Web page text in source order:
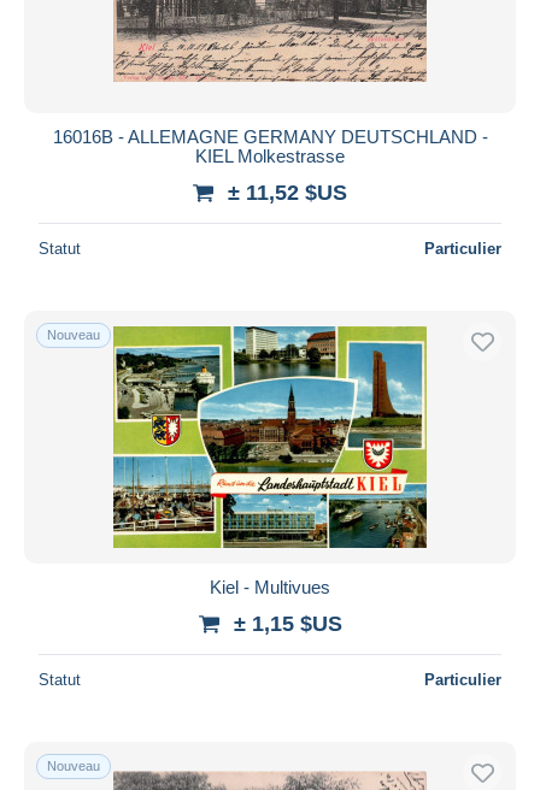
16016B - ALLEMAGNE GERMANY DEUTSCHLAND -
KIEL Molkestrasse
± 11,52 $US
Statut Particulier
Nouveau
Kiel - Multivues
± 1,15 $US
Statut Particulier
Nouveau